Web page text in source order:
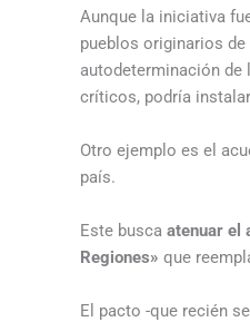
Aunque la iniciativa
pueblos originarios
autodeterminación de
críticos, podría
Otro ejemplo es el
país.
Este busca atenuar el
Regiones» que
El pacto -que recién